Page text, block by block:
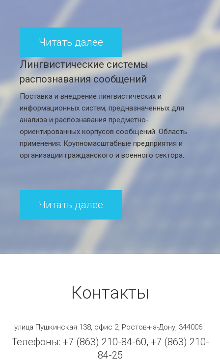
Читать далее
Лингвистические системы
распознавания сообщений
Поставка и внедрение лингвистических и
информационных систем, предназначенных для
анализа и распознавания предметно-
ориентированных корпусов сообщений. Область
применения: Крупномасштабные предприятия и
организации гражданского и военного сектора.
Читать далее
Контакты
улица Пушкинская 138, офис 2, Ростов-на-Дону, 344006
Телефоны: +7 (863) 210-84-60, +7 (863) 210-
84-25